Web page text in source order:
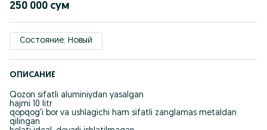
250 000 сум
Состояние: Новый
ОПИСАНИЕ
Qozon sifatli aluminiydan yasalgan
hajmi 10 litr
qopqog'i bor va ushlagichi ham sifatli zanglamas metaldan
qilingan